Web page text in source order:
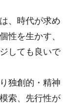
、時代が求め
性を生かす、
しても良いで
独創的・精神
索、先行性が